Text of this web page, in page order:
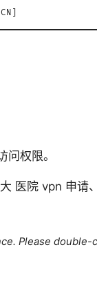
权限。
医院 vpn 申请
Please